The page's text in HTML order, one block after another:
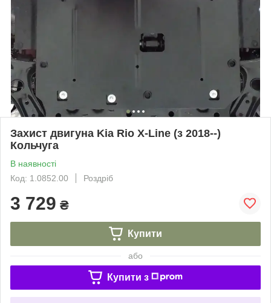
Захист двигуна Kia Rio X-Line (з 2018--)
Кольчуга
В наявності
Код: 1.0852.00
Роздріб
3 729 ₴
Купити
або
Купити з